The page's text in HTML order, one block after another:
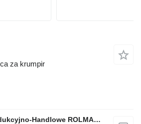
za krumpir
Przedsiębiorstwo Produkcyjno-Handlowe ROLMAPOL Marcin Dziekan